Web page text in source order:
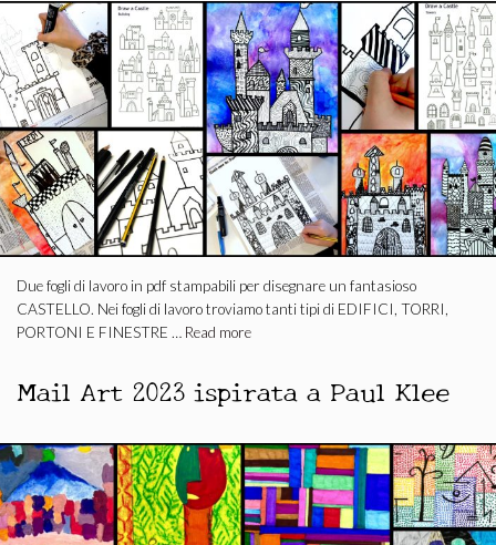
Due fogli di lavoro in pdf stampabili per disegnare un fantasioso
CASTELLO. Nei fogli di lavoro troviamo tanti tipi di EDIFICI, TORRI,
PORTONI E FINESTRE … Read more
Mail Art 2023 ispirata a Paul Klee